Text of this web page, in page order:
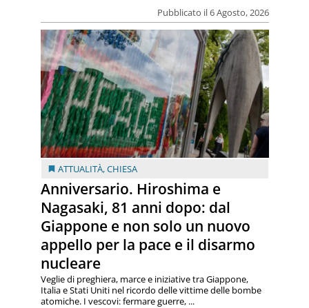
Pubblicato il 6 Agosto, 2026
ATTUALITÀ,CHIESA
Anniversario. Hiroshima e
Nagasaki, 81 anni dopo: dal
Giappone e non solo un nuovo
appello per la pace e il disarmo
nucleare
Veglie di preghiera, marce e iniziative tra Giappone,
Italia e Stati Uniti nel ricordo delle vittime delle bombe
atomiche. I vescovi: fermare guerre, ...